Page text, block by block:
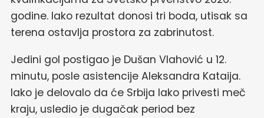
godine. Iako rezultat donosi tri boda, utisak sa
terena ostavlja prostora za zabrinutost.
Jedini gol postigao je Dušan Vlahović u 12.
minutu, posle asistencije Aleksandra Kataija.
Iako je delovalo da će Srbija lako privesti meč
kraju, usledio je dugačak period bez